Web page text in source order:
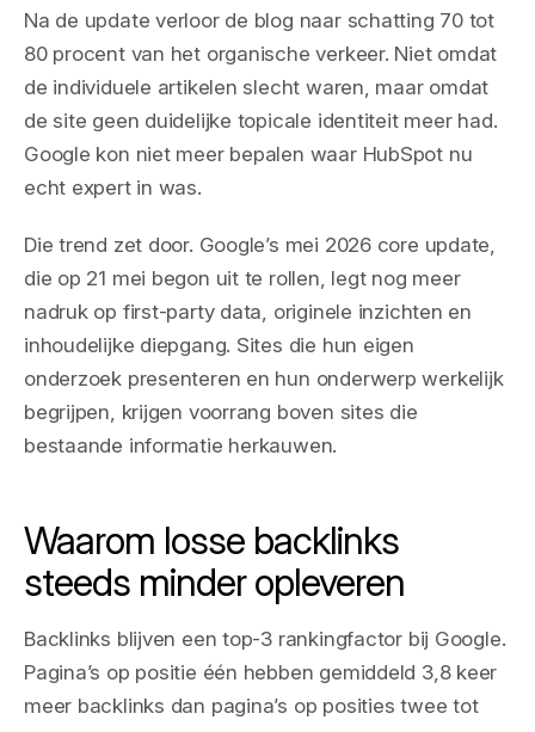
Na de update verloor de blog naar schatting 70 tot
80 procent van het organische verkeer. Niet omdat
de individuele artikelen slecht waren, maar omdat
de site geen duidelijke topicale identiteit meer had.
Google kon niet meer bepalen waar HubSpot nu
echt expert in was.
Die trend zet door. Google’s mei 2026 core update,
die op 21 mei begon uit te rollen, legt nog meer
nadruk op first-party data, originele inzichten en
inhoudelijke diepgang. Sites die hun eigen
onderzoek presenteren en hun onderwerp werkelijk
begrijpen, krijgen voorrang boven sites die
bestaande informatie herkauwen.
Waarom losse backlinks
steeds minder opleveren
Backlinks blijven een top-3 rankingfactor bij Google.
Pagina’s op positie één hebben gemiddeld 3,8 keer
meer backlinks dan pagina’s op posities twee tot